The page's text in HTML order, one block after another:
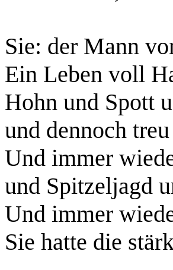
Sie: der Mann
Ein Leben voll
Hohn und Spott
und dennoch
Und immer
und Spitzeljagd
Und immer
Sie hatte die